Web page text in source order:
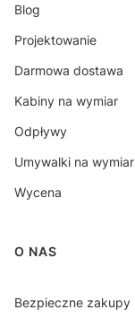
Blog
Projektowanie
Darmowa dostawa
Kabiny na wymiar
Odpływy
Umywalki na wymiar
Wycena
O NAS
Bezpieczne zakupy